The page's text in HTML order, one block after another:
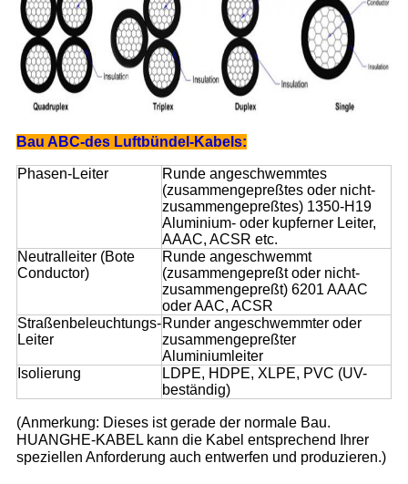
Bau ABC-des Luftbündel-Kabels:
Phasen-Leiter
Runde angeschwemmtes
(zusammengepreßtes oder nicht-
zusammengepreßtes) 1350-H19
Aluminium- oder kupferner Leiter,
AAAC, ACSR etc.
Neutralleiter (Bote
Conductor)
Runde angeschwemmt
(zusammengepreßt oder nicht-
zusammengepreßt) 6201 AAAC
oder AAC, ACSR
Straßenbeleuchtungs-
Leiter
Runder angeschwemmter oder
zusammengepreßter
Aluminiumleiter
Isolierung
LDPE, HDPE, XLPE, PVC (UV-
beständig)
(Anmerkung: Dieses ist gerade der normale Bau.
HUANGHE-KABEL kann die Kabel entsprechend Ihrer
speziellen Anforderung auch entwerfen und produzieren.)